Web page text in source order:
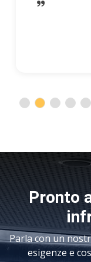
Pronto
Parla con un
esigenze e